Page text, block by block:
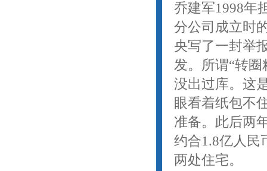
乔建军1998年
分公司成立时
央写了一封举
发。所谓“转
没出过库。这
眼看着纸包不
准备。此后两
约合1.8亿人民
两处住宅。